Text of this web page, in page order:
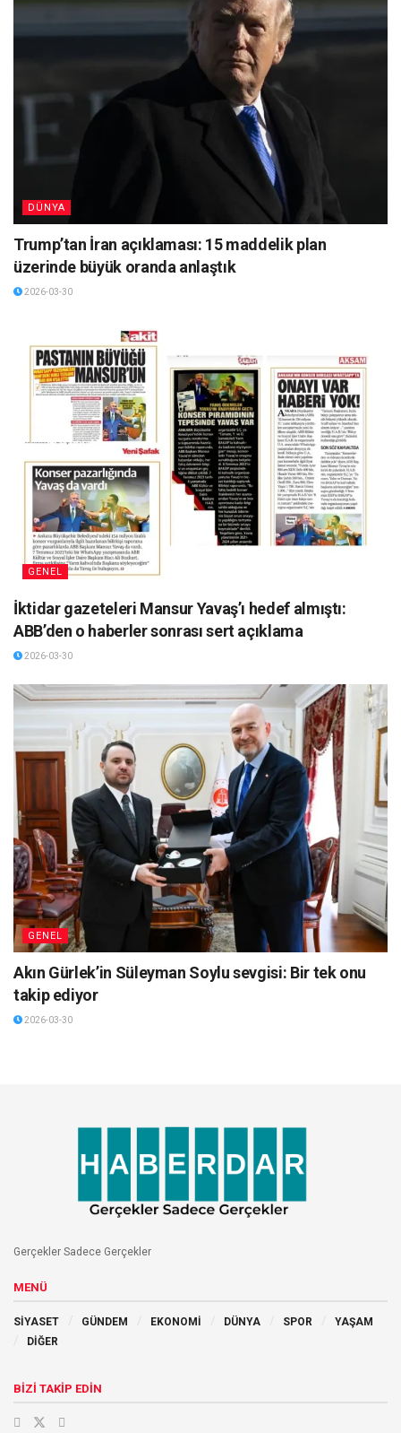
DÜNYA
Trump’tan İran açıklaması: 15 maddelik plan
üzerinde büyük oranda anlaştık
2026-03-30
GENEL
İktidar gazeteleri Mansur Yavaş’ı hedef almıştı:
ABB’den o haberler sonrası sert açıklama
2026-03-30
GENEL
Akın Gürlek’in Süleyman Soylu sevgisi: Bir tek onu
takip ediyor
2026-03-30
Gerçekler Sadece Gerçekler
MENÜ
SİYASET GÜNDEM EKONOMİ DÜNYA SPOR
YAŞAM
DİĞER
BİZİ TAKİP EDİN